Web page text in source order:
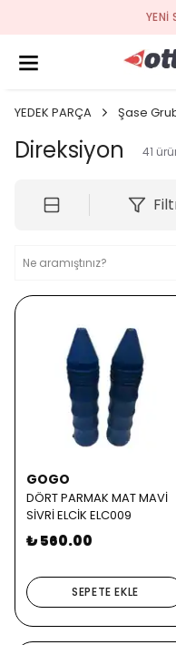
YENI
YEDEK PARÇA Şase
Direksiyon 41
GOGO
DÖRT PARMAK MAT MAVİ
SİVRİ ELCİK ELC009
₺ 560.00
SEPETE EKLE